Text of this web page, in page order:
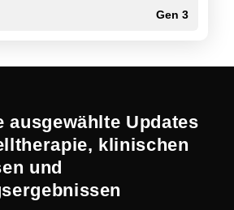
Gen 3
ausgewählte Updates
klinischen
und